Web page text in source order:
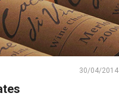
30/04/2014